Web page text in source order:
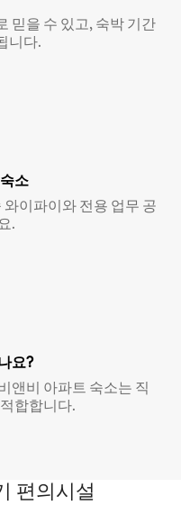
믿을 수 있고, 숙박 기간
니다.
소
이파이와 전용 업무 공
.
요?
앤비 아파트 숙소는 직
합합니다.
편의시설